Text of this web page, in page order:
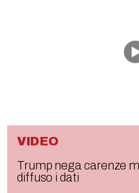
VIDEO
Trump nega carenze
diffuso i dati